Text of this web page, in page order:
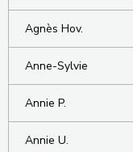
Agnès Hov.
Anne-Sylvie
Annie P.
Annie U.